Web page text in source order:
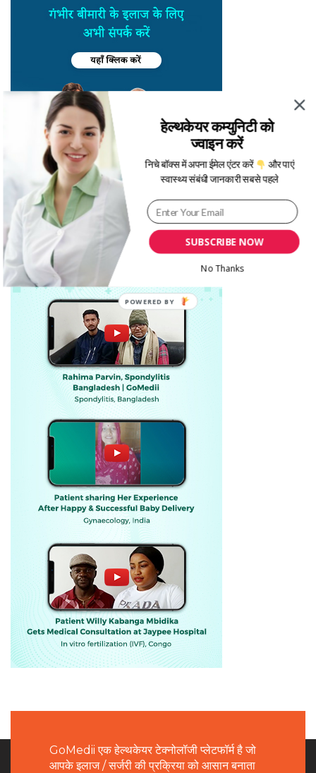
GoMedii एक हेल्थकेयर टेक्नोलॉजी प्लेटफॉर्म है जो
आपके इलाज / सर्जरी की प्रक्रिया को आसान बनाता
SUBSCRIBE NOW
हेल्थकेयर कम्युनिटी को
ज्वाइन करें
निचे बॉक्स में अपना ईमेल एंटर करें और पाएं
स्वास्थ्य संबंधी जानकारी सबसे पहले
No Thanks
POWERED BY